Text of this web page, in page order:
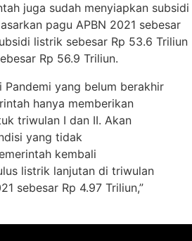
juga sudah menyiapkan subsidi
pagu APBN 2021 sebesar
listrik sebesar Rp 53.6 Triliun
Rp 56.9 Triliun.
Pandemi yang belum berakhir
hanya memberikan
triwulan I dan II. Akan
yang tidak
kembali
listrik lanjutan di triwulan
sebesar Rp 4.97 Triliun,”